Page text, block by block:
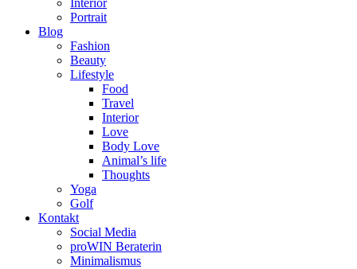
Interior
Portrait
Blog
Fashion
Beauty
Lifestyle
Food
Travel
Interior
Love
Body Love
Animal’s life
Thoughts
Yoga
Golf
Kontakt
Social Media
proWIN Beraterin
Minimalismus